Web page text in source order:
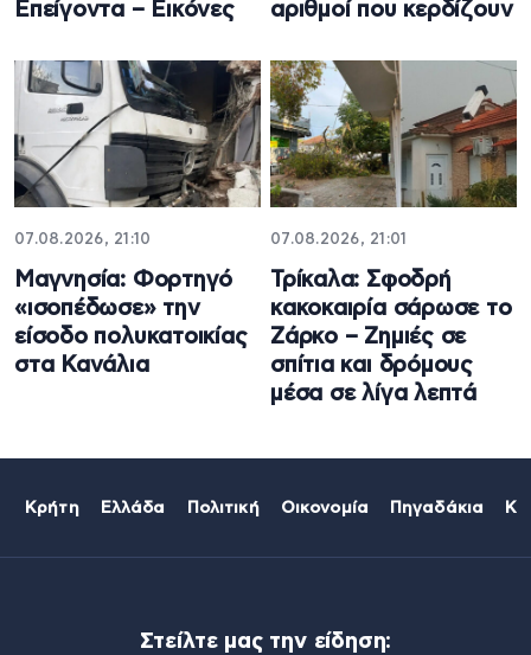
Επείγοντα – Εικόνες
αριθμοί που κερδίζουν
07.08.2026, 21:10
Μαγνησία: Φορτηγό
«ισοπέδωσε» την
είσοδο πολυκατοικίας
στα Κανάλια
07.08.2026, 21:01
Τρίκαλα: Σφοδρή
κακοκαιρία σάρωσε το
Ζάρκο – Ζημιές σε
σπίτια και δρόμους
μέσα σε λίγα λεπτά
Κρήτη Ελλάδα Πολιτική Οικονομία Πηγαδάκια
Στείλτε μας την είδηση: